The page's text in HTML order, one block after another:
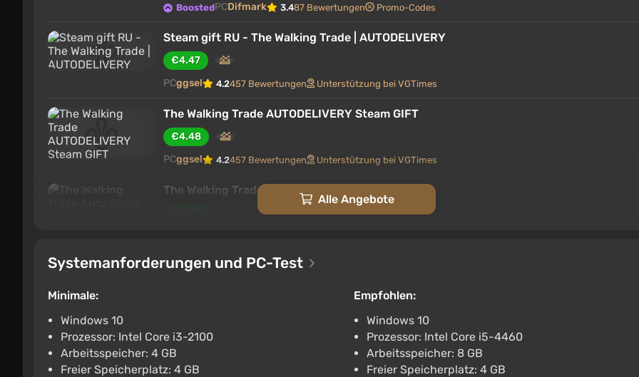
BoostedPCDifmark 3.487 Bewertungen Promo-Codes
Steam gift RU - The Walking Trade | AUTODELIVERY
€4.47
PCggsel 4.2457 Bewertungen Unterstützung bei VGTimes
The Walking Trade AUTODELIVERY Steam GIFT
€4.48
PCggsel 4.2457 Bewertungen Unterstützung bei VGTimes
The Walking Trade Auto Global
The Walking Trade RU/KZ/UA/BY/TR/AR/CN
The Walking Trade
€5.36
Alle Angebote
Systemanforderungen und PC-Test
Minimale:
Windows 10
Prozessor: Intel Core i3-2100
Arbeitsspeicher: 4 GB
Freier Speicherplatz: 4 GB
Empfohlen:
Windows 10
Prozessor: Intel Core i5-4460
Arbeitsspeicher: 8 GB
Freier Speicherplatz: 4 GB